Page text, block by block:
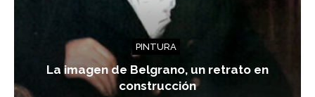
PINTURA
La imagen de Belgrano, un retrato en
construcción